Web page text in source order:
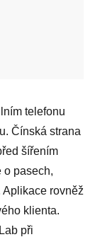
telefonu
Čínská strana
šířením
o pasech,
rovněž
klienta.
při